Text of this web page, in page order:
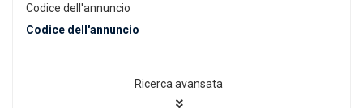
Codice dell'annuncio
Ricerca avansata